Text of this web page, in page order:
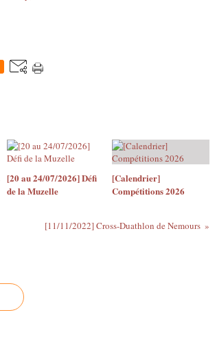
[20 au 24/07/2026] Défi
de la Muzelle
[Calendrier]
Compétitions 2026
[11/11/2022] Cross-Duathlon de Nemours